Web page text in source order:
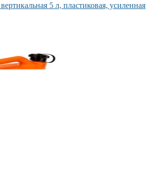
5 л, пластиковая, усиленная